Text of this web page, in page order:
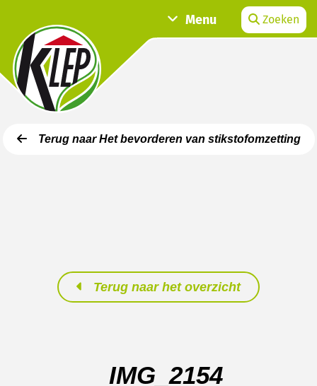
Menu Zoeken
Terug naar Het bevorderen van stikstofomzetting
Terug naar het overzicht
IMG_2154